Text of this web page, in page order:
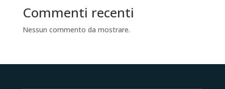
Commenti recenti
Nessun commento da mostrare.